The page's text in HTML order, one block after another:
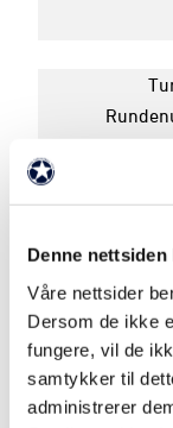
Denne
Våre nettsider
Dersom de ikke
fungere, vil de
samtykker til
administrerer
4